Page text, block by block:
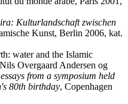
Kulturlandschaft zwischen
Kunst, Berlin 2006, kat.
water and the Islamic
Overgaard Andersen og
from a symposium held
80th birthday, Copenhagen